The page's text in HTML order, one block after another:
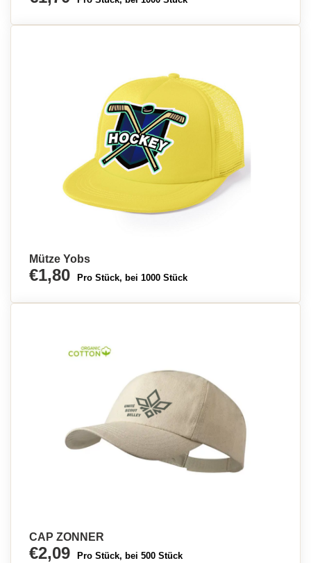
Mütze Yobs
€1,80 Pro Stück, bei 1000 Stück
CAP ZONNER
€2,09 Pro Stück, bei 500 Stück